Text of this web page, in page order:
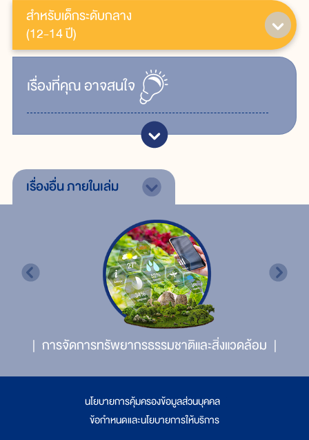
สำหรับเด็กระดับกลาง
(12-14 ปี)
เรื่ิองที่คุณอาจสนใจ
เรื่องอื่นภายในเล่ม
การจัดการทรัพยากรธรรมชาติและสิ่งแวดล้อม
นโยบายการคุ้มครองข้อมูลส่วนบุคคล
ข้อกำหนดและนโยบายการให้บริการ